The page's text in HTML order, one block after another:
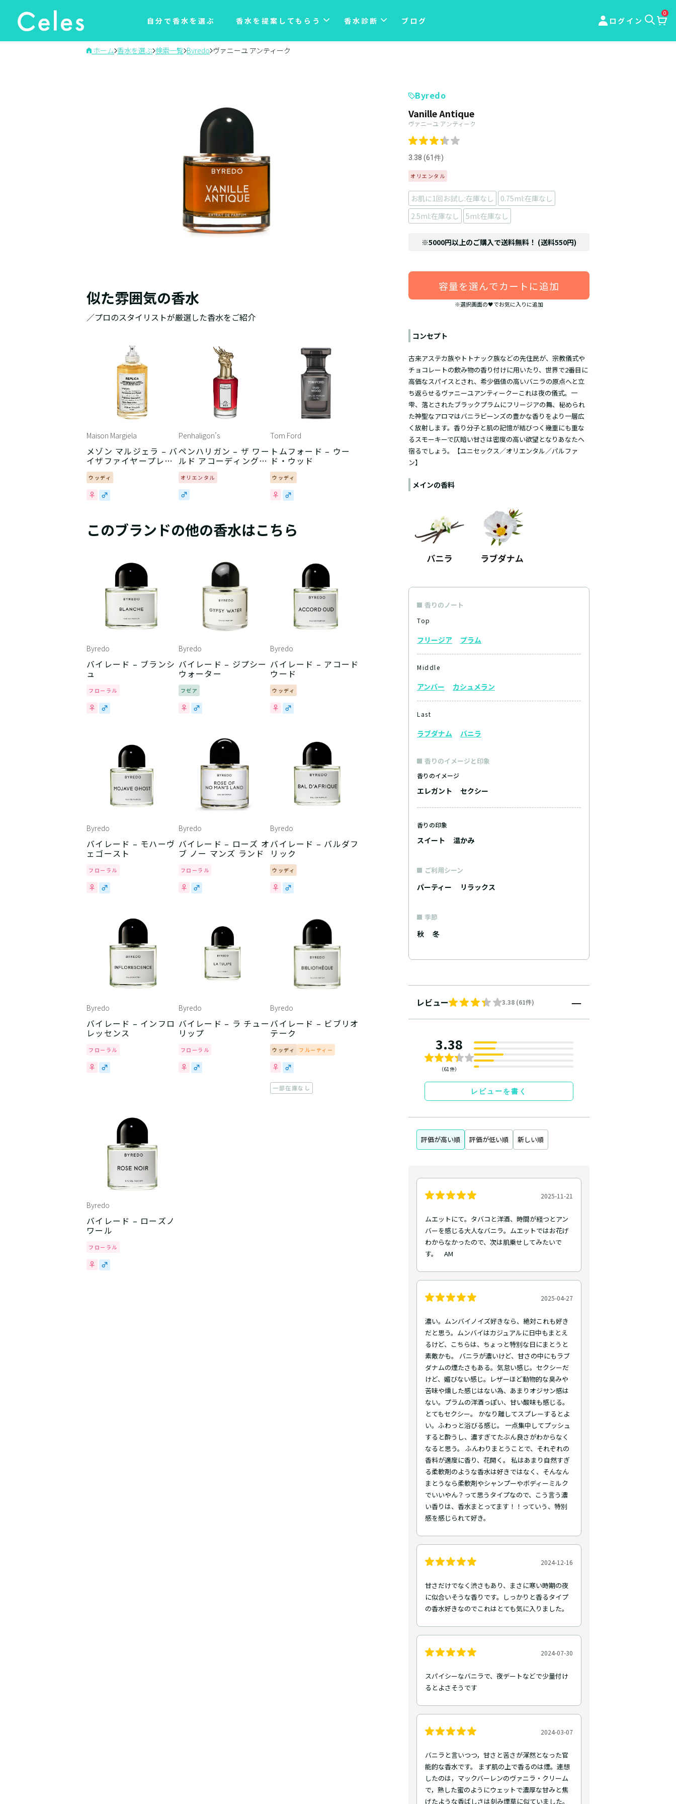
自分で香水を選ぶ 香水を提案してもらう 香水診断 ブログ ログイン
0
ホーム 香水を選ぶ 検索一覧 Byredo ヴァニーユ アンティーク
Byredo
Vanille Antique
ヴァニーユ アンティーク
3.38 (61件)
オリエンタル
お肌に1回お試し:在庫なし
0.75ml:在庫なし
2.5ml:在庫なし
5ml:在庫なし
※5000円以上のご購入で送料無料！ (送料550円)
容量を選んでカートに追加
※選択画面の🖤でお気に入りに追加
コンセプト
古来アステカ族やトトナック族などの先住民が、宗教儀式や
チョコレートの飲み物の香り付けに用いたり、世界で2番目に
高価なスパイスとされ、希少価値の高いバニラの原点へと立
ち返らせるヴァニーユアンティークーこれは夜の儀式。一
雫、落とされたブラックプラムにフリージアの舞、秘められ
た神聖なアロマはバニラビーンズの豊かな香りをより一層広
く放射します。香り分子と肌の記憶が結びつく幾重にも重な
るスモーキーで仄暗い甘さは密度の高い欲望となりあなたへ
宿るでしょう。【ユニセックス／オリエンタル／パルファ
ン】
メインの香料
香りのノート
Top
フリージア プラム
Middle
アンバー カシュメラン
Last
ラブダナム バニラ
香りのイメージと印象
香りのイメージ
エレガント セクシー
香りの印象
スイート 温かみ
ご利用シーン
パーティー リラックス
季節
秋 冬
レビュー 3.38 (61件)
3.38
（61件）
レビューを書く
評価が高い順 評価が低い順 新しい順
2025-11-21
ムエットにて。タバコと洋酒、時間が経つとアン
バーを感じる大人なバニラ。ムエットではお花げ
わからなかったので、次は肌乗せしてみたいで
す。 AM
2025-04-27
濃い。ムンバイノイズ好きなら、絶対これも好き
だと思う。ムンバイはカジュアルに日中もまとえ
るけど、こちらは、ちょっと特別な日にまとうと
素敵かも。 バニラが濃いけど、甘さの中にもラブ
ダナムの煙たさもある。気怠い感じ。セクシーだ
けど、媚びない感じ。レザーほど動物的な臭みや
苦味や燻した感じはない為、あまりオジサン感は
ない。プラムの洋酒っぽい、甘い酸味も感じる。
とてもセクシー。 かなり離してスプレーするとよ
い。ふわっと浴びる感じ。 一点集中してプッシュ
すると酔うし、濃すぎてたぶん良さがわからなく
なると思う。 ふんわりまとうことで、それぞれの
香料が適度に香り、花開く。 私はあまり自然すぎ
る柔軟剤のような香水は好きではなく、そんなん
まとうなら柔軟剤やシャンプーやボディーミルク
でいいやん？って思うタイプなので、こう言う濃
い香りは、香水まとってます！！っていう、特別
感を感じられて好き。
2024-12-16
甘さだけでなく渋さもあり、まさに寒い時期の夜
に似合いそうな香りです。しっかりと香るタイプ
の香水好きなのでこれはとても気に入りました。
2024-07-30
スパイシーなバニラで、夜デートなどで少量付け
るとよさそうです
2024-03-07
バニラと言いつつ，甘さと苦さが渾然となった官
能的な香水です。 まず肌の上で香るのは煙。連想
したのは，マックバーレンのヴァニラ・クリーム
で，熟した蜜のようにウェットで濃厚な甘みと焦
げたような香ばしさは刻み煙草に似ていました。
似た雰囲気の香水
／プロのスタイリストが厳選した香水をご紹介
Maison Margiela
メゾン マルジェラ – バ
イザファイヤープレイ
ス
ウッディ
Penhaligon’s
ペンハリガン – ザ ワー
ルド アコーディング
トゥー アーサー
オリエンタル
Tom Ford
トムフォード – ウー
ド・ウッド
ウッディ
このブランドの他の香水はこちら
Byredo
バイレード – ブランシ
ュ
フローラル
Byredo
バイレード – ジプシー
ウォーター
フゼア
Byredo
バイレード – アコード
ウード
ウッディ
Byredo
バイレード – モハーヴ
ェゴースト
フローラル
Byredo
バイレード – ローズ オ
ブ ノー マンズ ランド
フローラル
Byredo
バイレード – バルダフ
リック
ウッディ
Byredo
バイレード – インフロ
レッセンス
フローラル
Byredo
バイレード – ラ チュー
リップ
フローラル
Byredo
バイレード – ビブリオ
テーク
ウッディ フルーティー
一部在庫なし
Byredo
バイレード – ローズノ
ワール
フローラル